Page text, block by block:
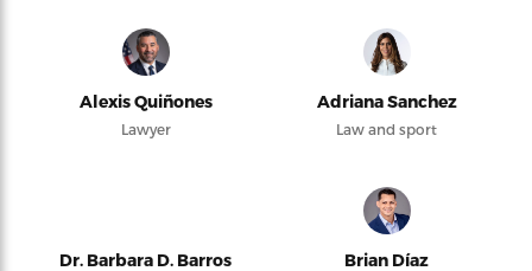
Alexis Quiñones
Lawyer
Adriana Sanchez
Law and sport
Dr. Barbara D. Barros Brian Díaz